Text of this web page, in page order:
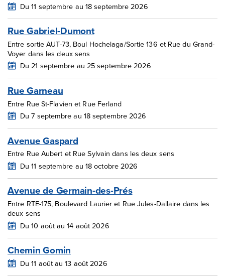
Du 11 septembre au 18 septembre 2026
Rue Gabriel-Dumont
Entre sortie AUT-73, Boul Hochelaga/Sortie 136 et Rue du Grand-
Voyer dans les deux sens
Du 21 septembre au 25 septembre 2026
Rue Garneau
Entre Rue St-Flavien et Rue Ferland
Du 7 septembre au 18 septembre 2026
Avenue Gaspard
Entre Rue Aubert et Rue Sylvain dans les deux sens
Du 11 septembre au 18 octobre 2026
Avenue de Germain-des-Prés
Entre RTE-175, Boulevard Laurier et Rue Jules-Dallaire dans les
deux sens
Du 10 août au 14 août 2026
Chemin Gomin
Du 11 août au 13 août 2026